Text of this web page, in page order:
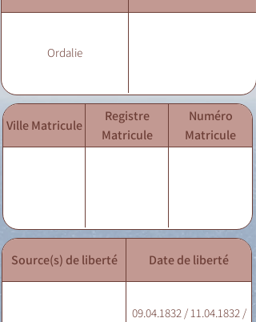
Ordalie
Ville Matricule
Registre
Matricule
Numéro
Matricule
Source(s) de liberté Date de liberté
09.04.1832 / 11.04.1832 /